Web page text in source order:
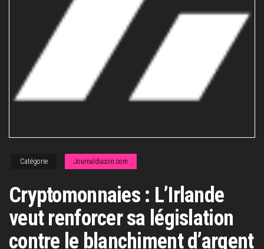
Catégorie Journalducoin.com
Cryptomonnaies : L’Irlande
veut renforcer sa législation
contre le blanchiment d’argent